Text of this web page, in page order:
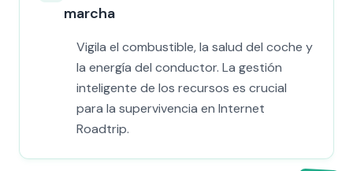
marcha
Vigila el combustible, la salud del coche y
la energía del conductor. La gestión
inteligente de los recursos es crucial
para la supervivencia en Internet
Roadtrip.